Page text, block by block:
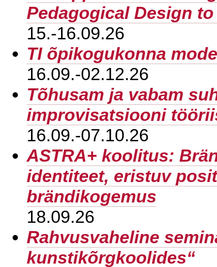
Pedagogical Design
15.-16.09.26
TI õpikogukonna
16.09.-02.12.26
Tõhusam ja vabam
improvisatsiooni
16.09.-07.10.26
ASTRA+ koolitus:
identiteet, eristuv
brändikogemus
18.09.26
Rahvusvaheline
kunstikõrgkoolides“